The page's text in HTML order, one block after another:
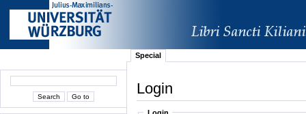
Special
Login